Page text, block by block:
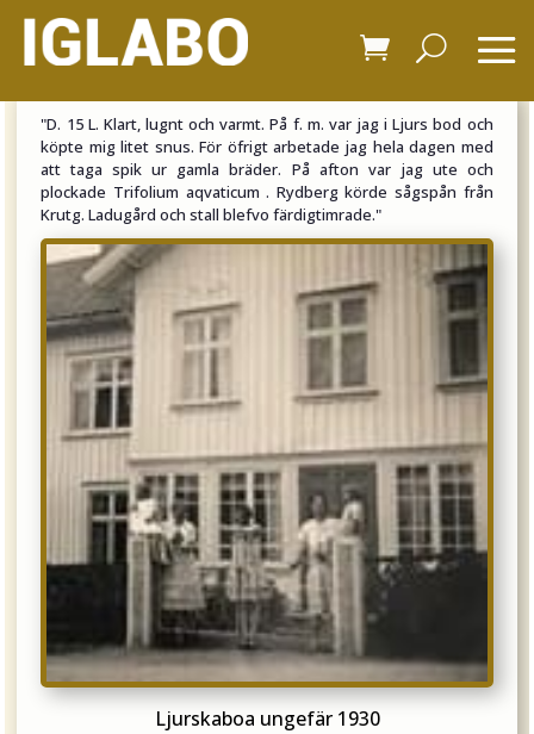
"D. 15 L. Klart, lugnt och varmt. På f. m. var jag i Ljurs bod och
köpte mig litet snus. För öfrigt arbetade jag hela dagen med
att taga spik ur gamla bräder. På afton var jag ute och
plockade Trifolium aqvaticum . Rydberg körde sågspån från
Krutg. Ladugård och stall blefvo färdigtimrade."
Ljurskaboa ungefär 1930